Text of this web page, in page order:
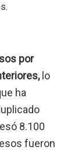
por
lo
ha
8.100
fueron